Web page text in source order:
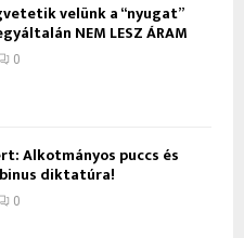
velünk a “nyugat”
NEM LESZ ÁRAM
0
Alkotmányos puccs és
diktatúra!
0